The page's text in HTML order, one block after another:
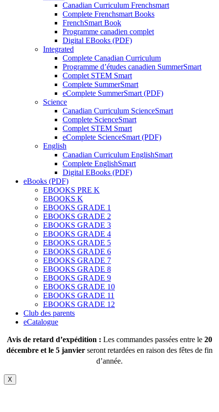
Canadian Curriculum Frenchsmart
Complete Frenchsmart Books
FrenchSmart Book
Programme canadien complet
Digital EBooks (PDF)
Integrated
Complete Canadian Curriculum
Programme d’études canadien SummerSmart
Complet STEM Smart
Complete SummerSmart
eComplete SummerSmart (PDF)
Science
Canadian Curriculum ScienceSmart
Complete ScienceSmart
Complet STEM Smart
eComplete ScienceSmart (PDF)
English
Canadian Curriculum EnglishSmart
Complete EnglishSmart
Digital EBooks (PDF)
eBooks (PDF)
EBOOKS PRE K
EBOOKS K
EBOOKS GRADE 1
EBOOKS GRADE 2
EBOOKS GRADE 3
EBOOKS GRADE 4
EBOOKS GRADE 5
EBOOKS GRADE 6
EBOOKS GRADE 7
EBOOKS GRADE 8
EBOOKS GRADE 9
EBOOKS GRADE 10
EBOOKS GRADE 11
EBOOKS GRADE 12
Club des parents
eCatalogue
Avis de retard d’expédition : Les commandes passées entre le 20
décembre et le 5 janvier seront retardées en raison des fêtes de fin
d’année.
X